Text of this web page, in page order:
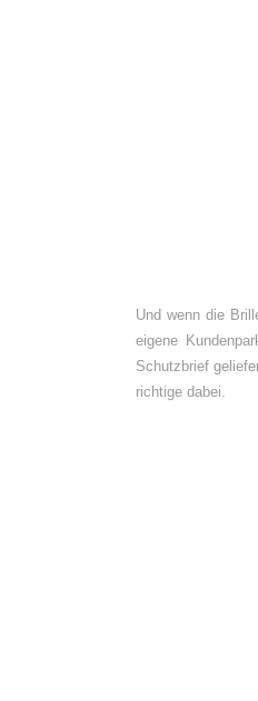
Und wenn die
eigene
Schutzbrief
richtige dabei.